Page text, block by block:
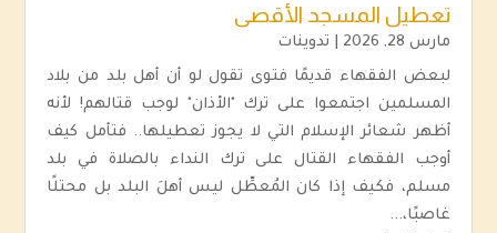
تعطيل المسجد الأقصى
مارس 28, 2026 تدوينات
لبعض الفقهاء قديمًا فتوى تقول لو أن أهل بلد من بلاد
المسلمين اجتمعوا على ترك "الأذان" لوجب قتالهم! لأنه
أظهر شعائر الإسلام التي لا يجوز تعطيلها.. فتأمل كيف
أوجب الفقهاء القتال على ترك النداء بالصلاة في بلد
مسلم، فكيف إذا كان المُعطِّل ليس أهلَ البلد بل محتلًا
غاصبًا،...